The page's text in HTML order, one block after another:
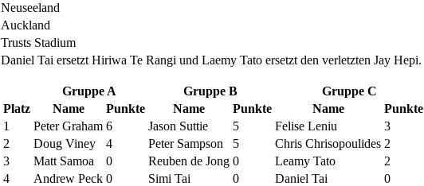
Neuseeland
Auckland
Trusts Stadium
Daniel Tai ersetzt Hiriwa Te Rangi und Laemy Tato ersetzt den verletzten Jay Hepi.
Gruppe A Gruppe B
Gruppe C
Platz
Name Punkte Name Punkte Name
Punkte
1
Peter Graham 6 Jason Suttie 5 Felise Leniu
3
2
Doug Viney 4 Peter Sampson 5 Chris Chrisopoulides 2
3
Matt Samoa 0 Reuben de Jong 0 Leamy Tato
2
4
Andrew Peck 0 Simi Tai 0 Daniel Tai 0